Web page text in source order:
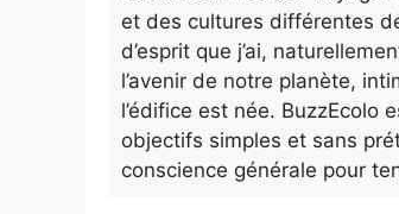
et des cultures différentes
d’esprit que j’ai,
l’avenir de notre planète,
l’édifice est née.
objectifs simples et sans
conscience générale pour